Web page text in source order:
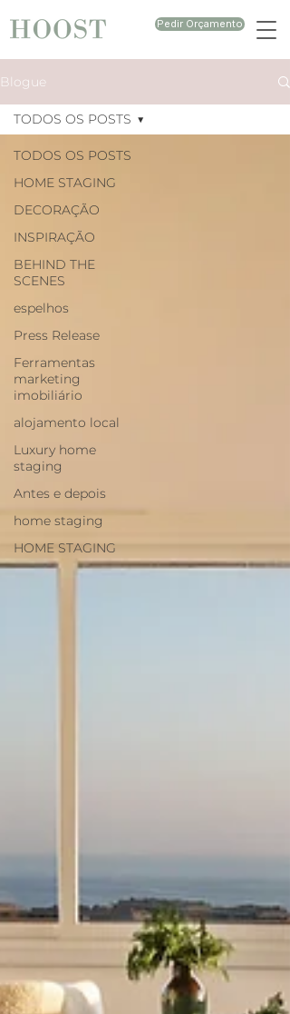
Pedir Orçamento
Blogue
TODOS OS POSTS
HOME STAGING
DECORAÇÃO
INSPIRAÇÃO
BEHIND THE
SCENES
espelhos
Press Release
Ferramentas
marketing
imobiliário
alojamento local
Luxury home
staging
Antes e depois
home staging
HOME STAGING
TODOS OS POSTS